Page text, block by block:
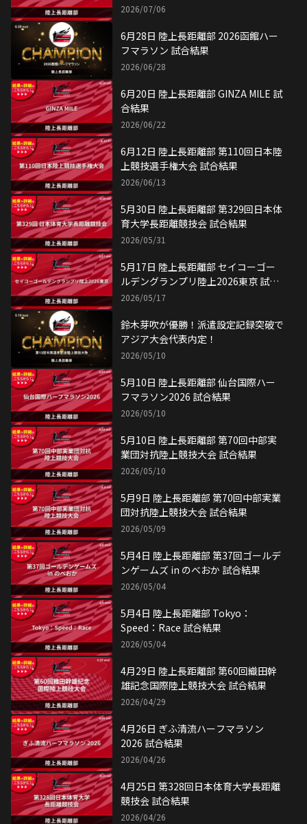
2026/07/06
6月28日 陸上長距離部 2026函館ハー
フマラソン 試合結果
2026/06/28
6月20日 陸上長距離部 GINZA MILE 試
合結果
2026/06/22
6月12日 陸上長距離部 第110回日本陸
上競技選手権大会 試合結果
2026/06/13
5月30日 陸上長距離部 第329回日本体
育大学長距離競技会 試合結果
2026/05/31
5月17日 陸上長距離部 セイコーゴー
ルデングランプリ陸上2026東京 試合
結果
2026/05/17
鈴木芽吹が優勝！派遣設定記録突破で
アジア大会代表内定！
2026/05/10
5月10日 陸上長距離部 仙台国際ハー
フマラソン2026 試合結果
2026/05/10
5月10日 陸上長距離部 第70回中部実
業団対抗陸上競技大会 試合結果
2026/05/10
5月9日 陸上長距離部 第70回中部実業
団対抗陸上競技大会 試合結果
2026/05/09
5月4日 陸上長距離部 第37回ゴールデ
ンゲームズ in のべおか 試合結果
2026/05/04
5月4日 陸上長距離部 Tokyo：
Speed：Race 試合結果
2026/05/04
4月29日 陸上長距離部 第60回織田幹
雄記念国際陸上競技大会 試合結果
2026/04/29
4月26日 ぎふ清流ハーフマラソン
2026 試合結果
2026/04/26
4月25日 第328回日本体育大学長距離
競技会 試合結果
2026/04/26